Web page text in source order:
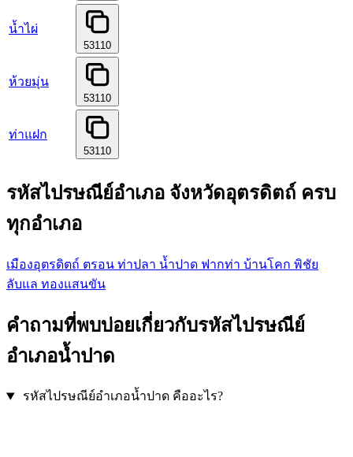
น้ำไผ่
53110
ห้วยมุ่น
53110
ท่าแฝก
53110
รหัสไปรษณีย์อำเภอ จังหวัดอุตรดิตถ์ ครบ
ทุกอำเภอ
เมืองอุตรดิตถ์ ตรอน ท่าปลา น้ำปาด ฟากท่า บ้านโคก พิชัย
ลับแล ทองแสนขัน
คำถามที่พบบ่อยเกี่ยวกับรหัสไปรษณีย์
อำเภอน้ำปาด
รหัสไปรษณีย์อำเภอน้ำปาด คืออะไร?